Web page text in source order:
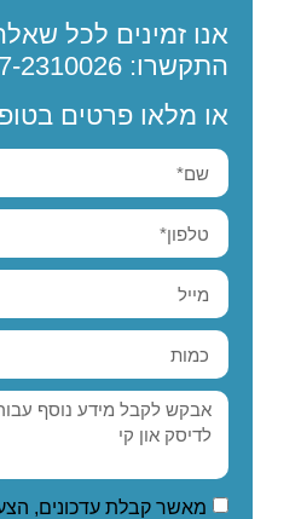
אנו זמינים לכל
התקשרו: 2310026
או מלאו פרטים
מאשר קבלת עדכונים,